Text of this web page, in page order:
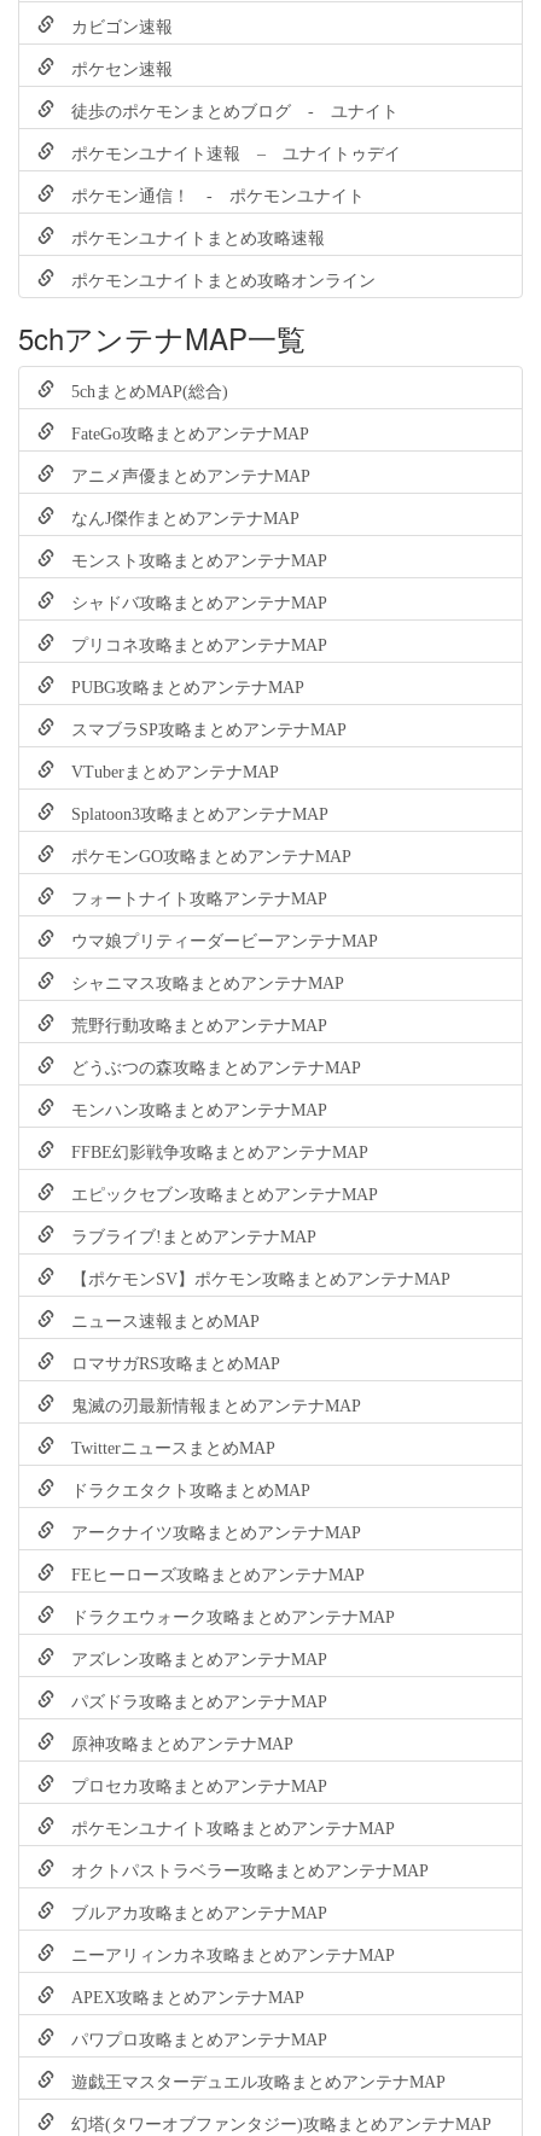
カビゴン速報
ポケセン速報
徒歩のポケモンまとめブログ - ユナイト
ポケモンユナイト速報 – ユナイトゥデイ
ポケモン通信！ - ポケモンユナイト
ポケモンユナイトまとめ攻略速報
ポケモンユナイトまとめ攻略オンライン
5chアンテナMAP一覧
5chまとめMAP(総合)
FateGo攻略まとめアンテナMAP
アニメ声優まとめアンテナMAP
なんJ傑作まとめアンテナMAP
モンスト攻略まとめアンテナMAP
シャドバ攻略まとめアンテナMAP
プリコネ攻略まとめアンテナMAP
PUBG攻略まとめアンテナMAP
スマブラSP攻略まとめアンテナMAP
VTuberまとめアンテナMAP
Splatoon3攻略まとめアンテナMAP
ポケモンGO攻略まとめアンテナMAP
フォートナイト攻略アンテナMAP
ウマ娘プリティーダービーアンテナMAP
シャニマス攻略まとめアンテナMAP
荒野行動攻略まとめアンテナMAP
どうぶつの森攻略まとめアンテナMAP
モンハン攻略まとめアンテナMAP
FFBE幻影戦争攻略まとめアンテナMAP
エピックセブン攻略まとめアンテナMAP
ラブライブ!まとめアンテナMAP
【ポケモンSV】ポケモン攻略まとめアンテナMAP
ニュース速報まとめMAP
ロマサガRS攻略まとめMAP
鬼滅の刃最新情報まとめアンテナMAP
TwitterニュースまとめMAP
ドラクエタクト攻略まとめMAP
アークナイツ攻略まとめアンテナMAP
FEヒーローズ攻略まとめアンテナMAP
ドラクエウォーク攻略まとめアンテナMAP
アズレン攻略まとめアンテナMAP
パズドラ攻略まとめアンテナMAP
原神攻略まとめアンテナMAP
プロセカ攻略まとめアンテナMAP
ポケモンユナイト攻略まとめアンテナMAP
オクトパストラベラー攻略まとめアンテナMAP
ブルアカ攻略まとめアンテナMAP
ニーアリィンカネ攻略まとめアンテナMAP
APEX攻略まとめアンテナMAP
パワプロ攻略まとめアンテナMAP
遊戯王マスターデュエル攻略まとめアンテナMAP
幻塔(タワーオブファンタジー)攻略まとめアンテナMAP